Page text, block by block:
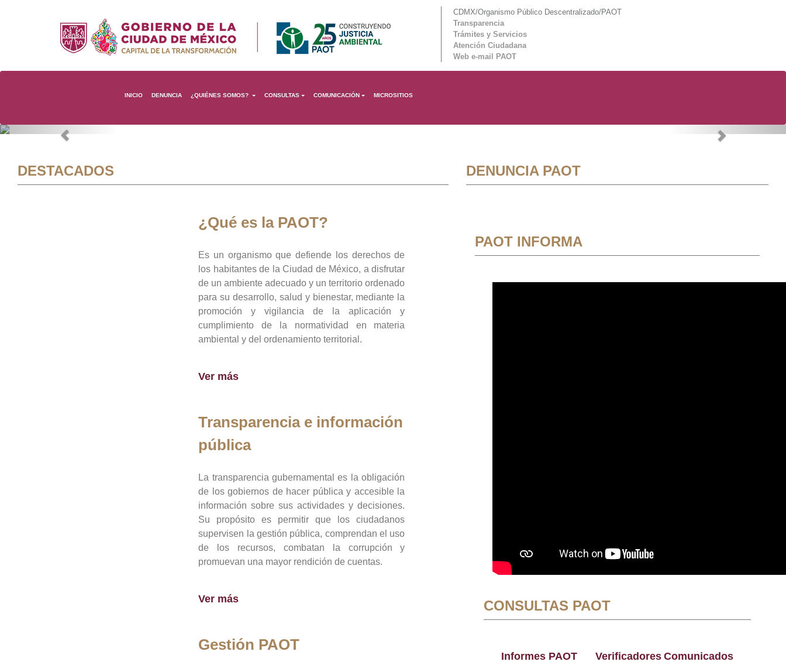
CDMX/Organismo Público Descentralizado/PAOT
Transparencia
Trámites y Servicios
Atención Ciudadana
Web e-mail PAOT
INICIO DENUNCIA ¿QUIÉNES SOMOS? CONSULTAS COMUNICACIÓN MICROSITIOS
Previous Next
DESTACADOS
¿Qué es la PAOT?
Es un organismo que defiende los derechos de
los habitantes de la Ciudad de México, a disfrutar
de un ambiente adecuado y un territorio ordenado
para su desarrollo, salud y bienestar, mediante la
promoción y vigilancia de la aplicación y
cumplimiento de la normatividad en materia
ambiental y del ordenamiento territorial.
Ver más
Transparencia e información
pública
La transparencia gubernamental es la obligación
de los gobiernos de hacer pública y accesible la
información sobre sus actividades y decisiones.
Su propósito es permitir que los ciudadanos
supervisen la gestión pública, comprendan el uso
de los recursos, combatan la corrupción y
promuevan una mayor rendición de cuentas.
Ver más
Gestión PAOT
DENUNCIA PAOT
PAOT INFORMA
CONSULTAS PAOT
Informes PAOT
Verificadores Comunicados